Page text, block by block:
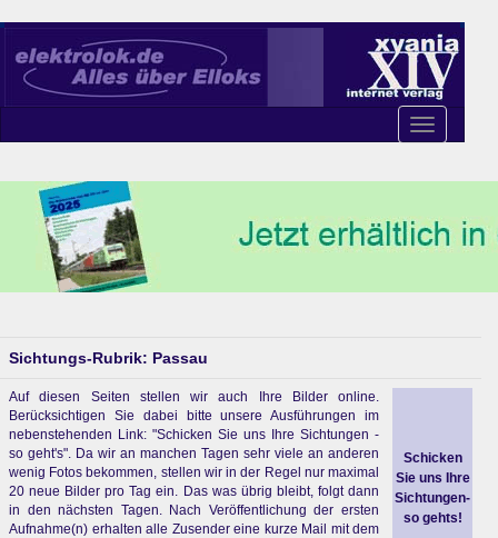
Toggle
navigation
Sichtungs-Rubrik: Passau
Auf diesen Seiten stellen wir auch Ihre Bilder online.
Berücksichtigen Sie dabei bitte unsere Ausführungen im
nebenstehenden Link: "Schicken Sie uns Ihre Sichtungen -
so geht's". Da wir an manchen Tagen sehr viele an anderen
wenig Fotos bekommen, stellen wir in der Regel nur maximal
20 neue Bilder pro Tag ein. Das was übrig bleibt, folgt dann
in den nächsten Tagen. Nach Veröffentlichung der ersten
Aufnahme(n) erhalten alle Zusender eine kurze Mail mit dem
Schicken
Sie uns Ihre
Sichtungen-
so gehts!